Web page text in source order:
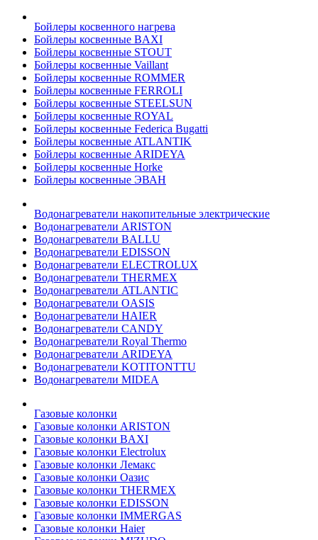
Бойлеры косвенного нагрева
Бойлеры косвенные BAXI
Бойлеры косвенные STOUT
Бойлеры косвенные Vaillant
Бойлеры косвенные ROMMER
Бойлеры косвенные FERROLI
Бойлеры косвенные STEELSUN
Бойлеры косвенные ROYAL
Бойлеры косвенные Federica Bugatti
Бойлеры косвенные ATLANTIK
Бойлеры косвенные ARIDEYA
Бойлеры косвенные Horke
Бойлеры косвенные ЭВАН
Водонагреватели накопительные электрические
Водонагреватели ARISTON
Водонагреватели BALLU
Водонагреватели EDISSON
Водонагреватели ELECTROLUX
Водонагреватели THERMEX
Водонагреватели ATLANTIC
Водонагреватели OASIS
Водонагреватели HAIER
Водонагреватели CANDY
Водонагреватели Royal Thermo
Водонагреватели ARIDEYA
Водонагреватели KOTITONTTU
Водонагреватели MIDEA
Газовые колонки
Газовые колонки ARISTON
Газовые колонки BAXI
Газовые колонки Electrolux
Газовые колонки Лемакс
Газовые колонки Оазис
Газовые колонки THERMEX
Газовые колонки EDISSON
Газовые колонки IMMERGAS
Газовые колонки Haier